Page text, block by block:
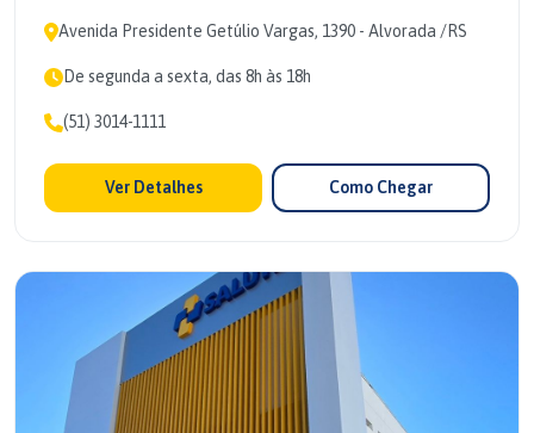
Avenida Presidente Getúlio Vargas, 1390 - Alvorada /RS
De segunda a sexta, das 8h às 18h
(51) 3014-1111
Ver Detalhes Como Chegar